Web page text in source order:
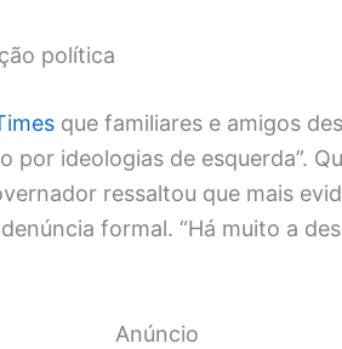
política
que familiares e amigos
por ideologias de esquerda”.
ressaltou que mais
formal. “Há muito a
Anúncio